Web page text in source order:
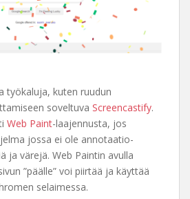
työkaluja, kuten ruudun
soveltuva Screencastify.
Web Paint-laajennusta, jos
jossa ei ole annotaatio-
ja värejä. Web Paintin avulla
”päälle” voi piirtää ja käyttää
selaimessa.